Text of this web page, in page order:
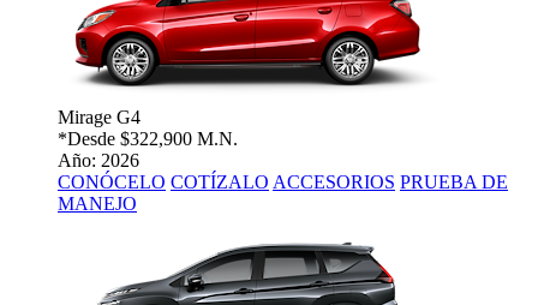
Mirage G4
*Desde $322,900 M.N.
Año: 2026
CONÓCELO COTÍZALO ACCESORIOS PRUEBA DE
MANEJO